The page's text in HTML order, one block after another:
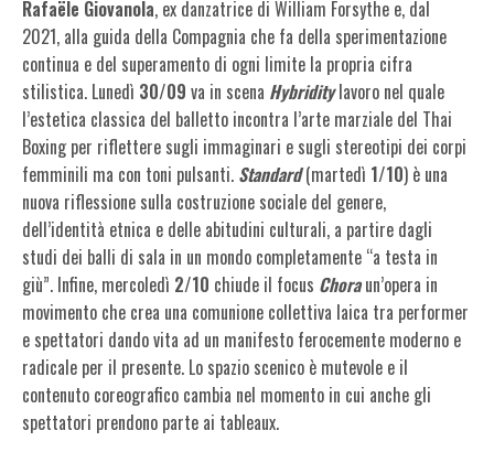
Rafaële Giovanola, ex danzatrice di William Forsythe e, dal
2021, alla guida della Compagnia che fa della sperimentazione
continua e del superamento di ogni limite la propria cifra
stilistica. Lunedì 30/09 va in scena Hybriditylavoro nel quale
l’estetica classica del balletto incontra l’arte marziale del Thai
Boxing per riflettere sugli immaginari e sugli stereotipi dei corpi
femminili ma con toni pulsanti. Standard(martedì 1/10) è una
nuova riflessione sulla costruzione sociale del genere,
dell’identità etnica e delle abitudini culturali, a partire dagli
studi dei balli di sala in un mondo completamente “a testa in
giù”. Infine, mercoledì 2/10 chiude il focus Choraun’opera in
movimento che crea una comunione collettiva laica tra performer
e spettatori dando vita ad un manifesto ferocemente moderno e
radicale per il presente. Lo spazio scenico è mutevole e il
contenuto coreografico cambia nel momento in cui anche gli
spettatori prendono parte ai tableaux.